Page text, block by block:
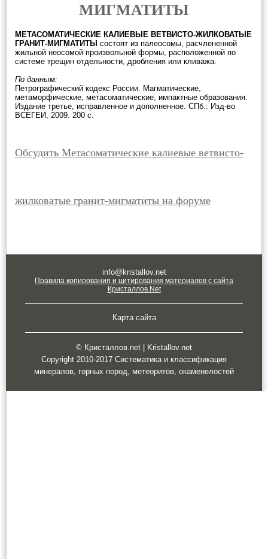
МИГМАТИТЫ
МЕТАСОМАТИЧЕСКИЕ КАЛИЕВЫЕ ВЕТВИСТО-ЖИЛКОВАТЫЕ
ГРАНИТ-МИГМАТИТЫ состоят из палеосомы, расчлененной
жильной неосомой произвольной формы, расположенной по
системе трещин отдельности, дробления или кливажа.
По данным:
Петрографический кодекс России. Магматические,
метаморфические, метасоматические, импактные образования.
Издание третье, исправленное и дополненное. СПб.: Изд-во
ВСЕГЕИ, 2009. 200 с.
Обсудить Метасоматические калиевые ветвисто-
жилковатые гранит-мигматиты на форуме
info@kristallov.net
Правила копирования и цитирования материалов с сайта
Кристаллов.Net
Карта сайта
© Кристаллов.net | Kristallov.net
Copyright 2010-2017 Систематика и классификация
минералов, горных пород, метеоритов, окаменелостей